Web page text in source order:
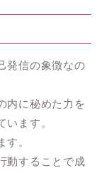
発信の象徴なの
内に秘めた力を
ます。
。
動することで成